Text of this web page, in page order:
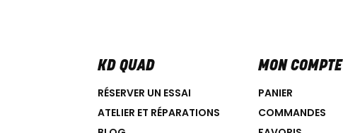
KD QUAD
RÉSERVER UN ESSAI
ATELIER ET RÉPARATIONS
MON COMPTE
PANIER
COMMANDES